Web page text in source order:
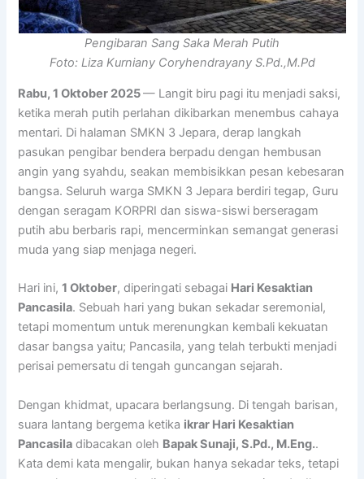
Pengibaran Sang Saka Merah Putih
Foto: Liza Kurniany Coryhendrayany S.Pd.,M.Pd
Rabu, 1 Oktober 2025 ­— Langit biru pagi itu menjadi saksi,
ketika merah putih perlahan dikibarkan menembus cahaya
mentari. Di halaman SMKN 3 Jepara, derap langkah
pasukan pengibar bendera berpadu dengan hembusan
angin yang syahdu, seakan membisikkan pesan kebesaran
bangsa. Seluruh warga SMKN 3 Jepara berdiri tegap, Guru
dengan seragam KORPRI dan siswa-siswi berseragam
putih abu berbaris rapi, mencerminkan semangat generasi
muda yang siap menjaga negeri.
Hari ini,1 Oktober, diperingati sebagai Hari Kesaktian
Pancasila. Sebuah hari yang bukan sekadar seremonial,
tetapi momentum untuk merenungkan kembali kekuatan
dasar bangsa yaitu; Pancasila, yang telah terbukti menjadi
perisai pemersatu di tengah guncangan sejarah.
Dengan khidmat, upacara berlangsung. Di tengah barisan,
suara lantang bergema ketika ikrar Hari Kesaktian
Pancasila dibacakan oleh Bapak Sunaji, S.Pd., M.Eng..
Kata demi kata mengalir, bukan hanya sekadar teks, tetapi